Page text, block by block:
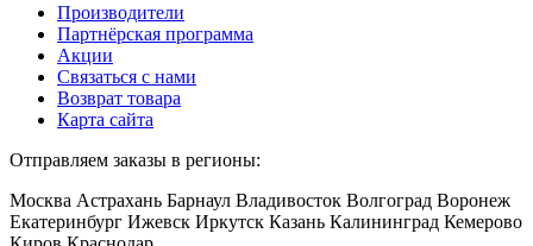
Производители
Партнёрская программа
Акции
Связаться с нами
Возврат товара
Карта сайта
Отправляем заказы в регионы:
Москва Астрахань Барнаул Владивосток Волгоград Воронеж
Екатеринбург Ижевск Иркутск Казань Калининград Кемерово